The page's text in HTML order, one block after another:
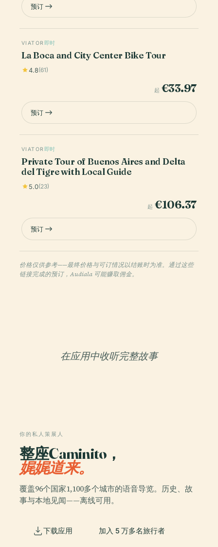
预订
VIATOR 即时
La Boca and City Center Bike Tour
4.8(61)
起 €33.97
预订
VIATOR 即时
Private Tour of Buenos Aires and Delta
del Tigre with Local Guide
5.0(23)
起 €106.37
预订
价格仅供参考——最终价格与可订情况以结账时为准。通过这些
链接完成的预订，Audiala 可能赚取佣金。
在应用中收听完整故事
你的私人策展人
整座Caminito，
娓娓道来。
覆盖96个国家1,100多个城市的语音导览。历史、故
事与本地见闻——离线可用。
下载应用 加入 5 万多名旅行者